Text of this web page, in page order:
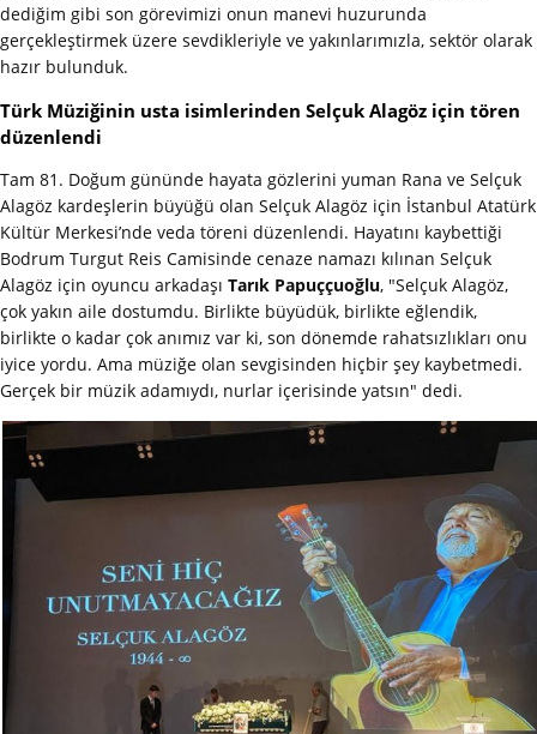
dediğim gibi son görevimizi onun manevi huzurunda
gerçekleştirmek üzere sevdikleriyle ve yakınlarımızla, sektör olarak
hazır bulunduk.
Türk Müziğinin usta isimlerinden Selçuk Alagöz için tören
düzenlendi
Tam 81. Doğum gününde hayata gözlerini yuman Rana ve Selçuk
Alagöz kardeşlerin büyüğü olan Selçuk Alagöz için İstanbul Atatürk
Kültür Merkesi’nde veda töreni düzenlendi. Hayatını kaybettiği
Bodrum Turgut Reis Camisinde cenaze namazı kılınan Selçuk
Alagöz için oyuncu arkadaşı Tarık Papuççuoğlu, "Selçuk Alagöz,
çok yakın aile dostumdu. Birlikte büyüdük, birlikte eğlendik,
birlikte o kadar çok anımız var ki, son dönemde rahatsızlıkları onu
iyice yordu. Ama müziğe olan sevgisinden hiçbir şey kaybetmedi.
Gerçek bir müzik adamıydı, nurlar içerisinde yatsın" dedi.